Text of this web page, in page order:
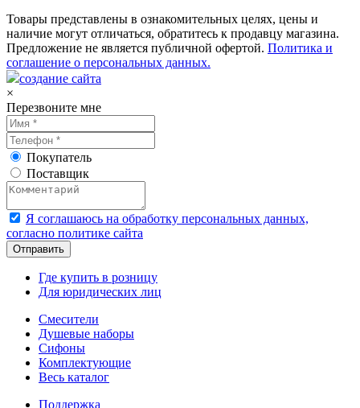
Товары представлены в ознакомительных целях, цены и
наличие могут отличаться, обратитесь к продавцу магазина.
Предложение не является публичной офертой. Политика и
соглашение о персональных данных.
создание сайта
×
Перезвоните мне
Покупатель
Поставщик
Я соглашаюсь на обработку персональных данных,
согласно политике сайта
Где купить в розницу
Для юридических лиц
Смесители
Душевые наборы
Сифоны
Комплектующие
Весь каталог
Поддержка